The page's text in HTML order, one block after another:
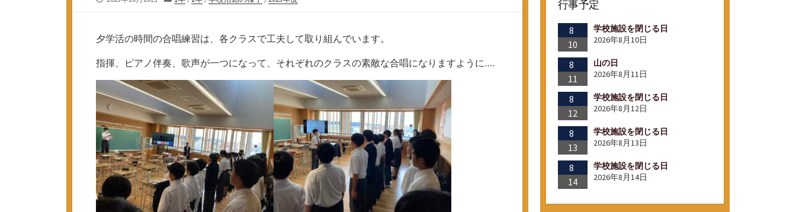
リ
ー
夕学活の時間の合唱練習は、各クラスで工夫して取り組んでいます。
指揮、ピアノ伴奏、歌声が一つになって、それぞれのクラスの素敵な合唱になりますように‥‥
行事予定
8
10
学校施設を閉じる日
2026年8月10日
8
11
山の日
2026年8月11日
8
12
学校施設を閉じる日
2026年8月12日
8
13
学校施設を閉じる日
2026年8月13日
8
14
学校施設を閉じる日
2026年8月14日